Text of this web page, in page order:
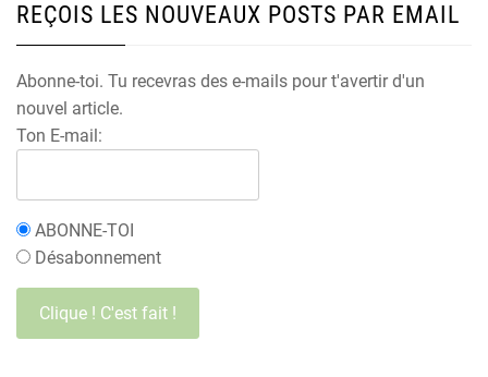
REÇOIS LES NOUVEAUX POSTS PAR EMAIL
Abonne-toi. Tu recevras des e-mails pour t'avertir d'un
nouvel article.
Ton E-mail:
ABONNE-TOI
Désabonnement